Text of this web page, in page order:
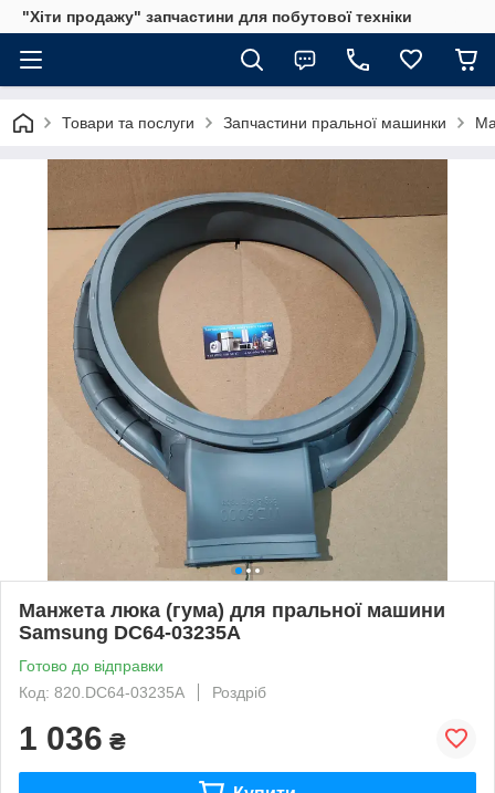
"Хіти продажу" запчастини для побутової техніки
Товари та послуги Запчастини пральної машинки
Манжета люка (гума) для пральної машини
Samsung DC64-03235A
Готово до відправки
Код: 820.DC64-03235A
Роздріб
1 036 ₴